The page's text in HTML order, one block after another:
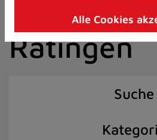
I)
der Stadt
Ratingen
Suche
Alle Cookies